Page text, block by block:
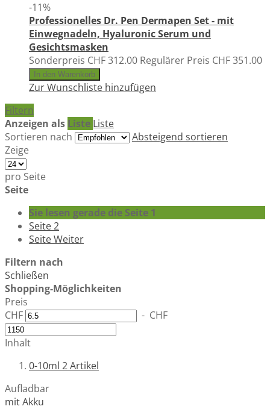
-11%
Professionelles Dr. Pen Dermapen Set - mit
Einwegnadeln, Hyaluronic Serum und
Gesichtsmasken
Sonderpreis CHF 312.00 Regulärer Preis CHF 351.00
In den Warenkorb
Zur Wunschliste hinzufügen
Filtern
Anzeigen als Liste Liste
Sortieren nach
Absteigend sortieren
Zeige
pro Seite
Seite
Sie lesen gerade die Seite 1
Seite2
SeiteWeiter
Filtern nach
Schließen
Shopping-Möglichkeiten
Preis
CHF
- CHF
Inhalt
0-10ml 2Artikel
Aufladbar
mit Akku